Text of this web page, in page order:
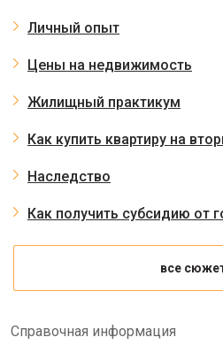
Личный опыт
Цены на недвижимость
Жилищный практикум
Как купить квартиру на
Наследство
Как получить субсидию от
все
Справочная информация